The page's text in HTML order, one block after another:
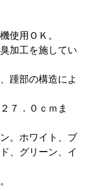
使用ＯＫ。
加工を施してい
踵部の構造によ
７．０ｃｍま
。ホワイト、ブ
、グリーン、イ